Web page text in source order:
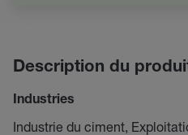
Description du
Industries
Industrie du ciment,